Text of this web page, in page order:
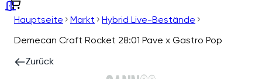
Hauptseite Markt
Hybrid Live-Bestände
Demecan Craft Rocket 28:01 Pave x Gastro Pop
Zurück